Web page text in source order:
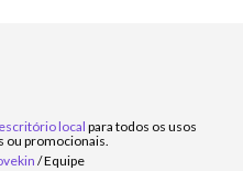
escritório local para todos os usos
ou promocionais.
/Equipe